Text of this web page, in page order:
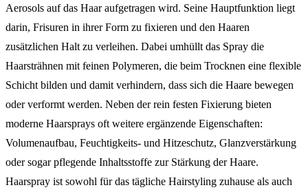
Aerosols auf das Haar aufgetragen wird. Seine Hauptfunktion liegt
darin, Frisuren in ihrer Form zu fixieren und den Haaren
zusätzlichen Halt zu verleihen. Dabei umhüllt das Spray die
Haarsträhnen mit feinen Polymeren, die beim Trocknen eine flexible
Schicht bilden und damit verhindern, dass sich die Haare bewegen
oder verformt werden. Neben der rein festen Fixierung bieten
moderne Haarsprays oft weitere ergänzende Eigenschaften:
Volumenaufbau, Feuchtigkeits- und Hitzeschutz, Glanzverstärkung
oder sogar pflegende Inhaltsstoffe zur Stärkung der Haare.
Haarspray ist sowohl für das tägliche Hairstyling zuhause als auch